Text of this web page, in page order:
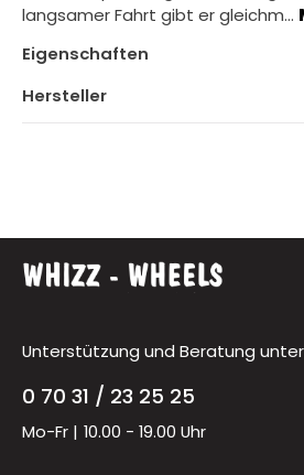
langsamer Fahrt gibt er gleichm…
Eigenschaften
Hersteller
Unterstützung und Beratung
0 70 31 / 23 25 25
Mo-Fr | 10.00 - 19.00 Uhr